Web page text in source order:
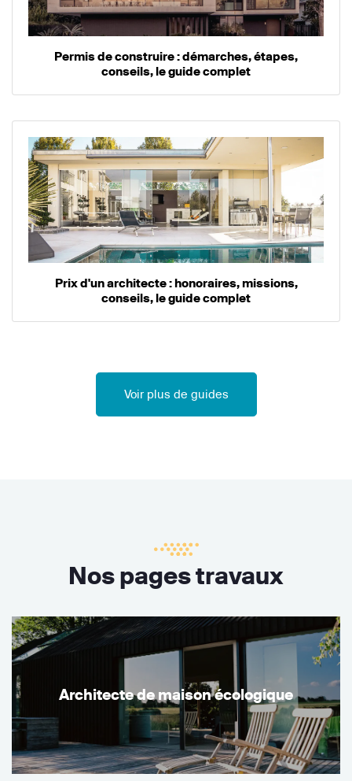
Permis de construire : démarches, étapes,
conseils, le guide complet
Prix d'un architecte : honoraires, missions,
conseils, le guide complet
Voir plus de guides
Nos pages travaux
Architecte de maison écologique